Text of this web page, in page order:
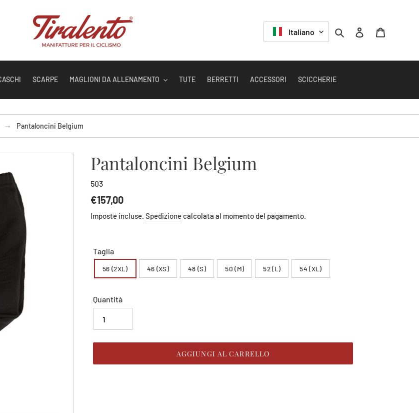
LINGUA
Italiano Cerca Accedi
SCARPE MAGLIONI DA ALLENAMENTO TUTE BERRETTI ACCESSORI SCICCHERIE
Pantaloncini Belgium
Pantaloncini Belgium
503
Prezzo
di
€157,00
Imposte incluse. Spedizionecalcolata al momento del pagamento.
Taglia
56 (2XL) 46 (XS) 48 (S) 50 (M) 52 (L) 54 (XL)
Quantità
AGGIUNGI AL CARRELLO